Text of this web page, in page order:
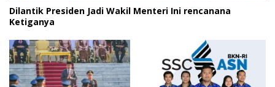
Dilantik Presiden Jadi Wakil Menteri Ini rencanana
Ketiganya